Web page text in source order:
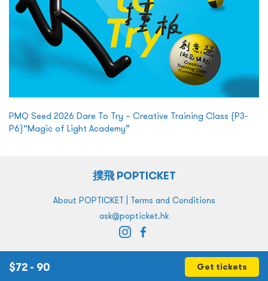
PMQ Seed 2026 Dare To Try – Creative Training Class (P3-
P6)“Magic of Light Academy”
$72 - 90 Get tickets
撲飛 POPTICKET
About POPTICKET | Terms and Conditions
ask@popticket.hk